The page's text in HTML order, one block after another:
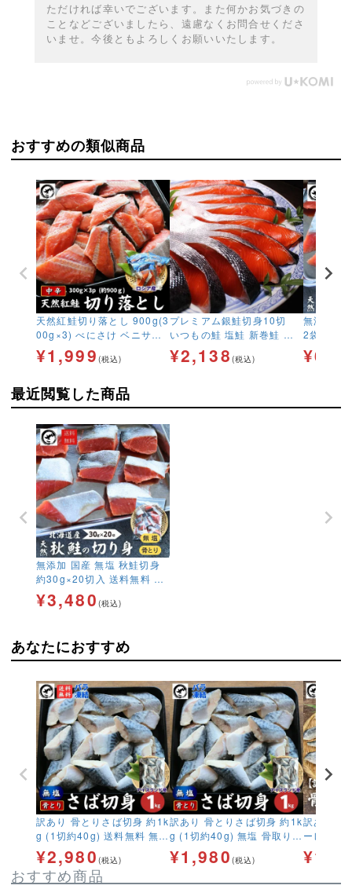
ただければ幸いでございます。また何かお気づきの
ことなどございましたら、遠慮なくお問合せくださ
いませ。今後ともよろしくお願いいたします。
おすすめの類似商品
天然紅鮭切り落とし 900g(3
00g×3) べにさけ ベニサケ
中辛 塩鮭 新巻鮭 切落し 特
大 規格外 訳あり BBQ コ
¥1,999 (税込)
プレミアム銀鮭切身10切
いつもの鮭 塩鮭 新巻鮭 さ
け サケ しゃけ
¥2,138 (税込)
無添加 国
2袋 約
料 骨取り
さけ サケ
¥
最近閲覧した商品
無添加 国産 無塩 秋鮭切身
約30g×20切入 送料無料 骨
取り 骨なし 天然 魚 鮭 さけ
サケ 焼くだけ そのまま使え
¥3,480 (税込)
あなたにおすすめ
訳あり 骨とりさば切身 約1k
g (1切約40g) 送料無料 無塩
骨取り 鯖 サバ 無添加 お弁
当 大容量 ストック
¥2,980 (税込)
訳あり 骨とりさば切身 約1k
g (1切約40g) 無塩 骨取り
鯖 サバ 無添加 お弁当 大容
量 ストック
¥1,980 (税込)
訳あり 無
ーレ700g
ナム産 フ
ス産 鯖
¥
おすすめ商品